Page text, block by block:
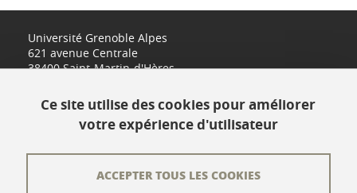
Université Grenoble Alpes
621 avenue Centrale
38400 Saint-Martin-d'Hères
Ce site utilise des cookies pour améliorer
votre expérience d'utilisateur
ACCEPTER TOUS LES COOKIES